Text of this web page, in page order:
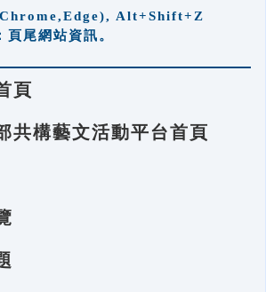
Alt+Shift+Z
尾網站資訊。
頁
共構藝文活動平台首頁